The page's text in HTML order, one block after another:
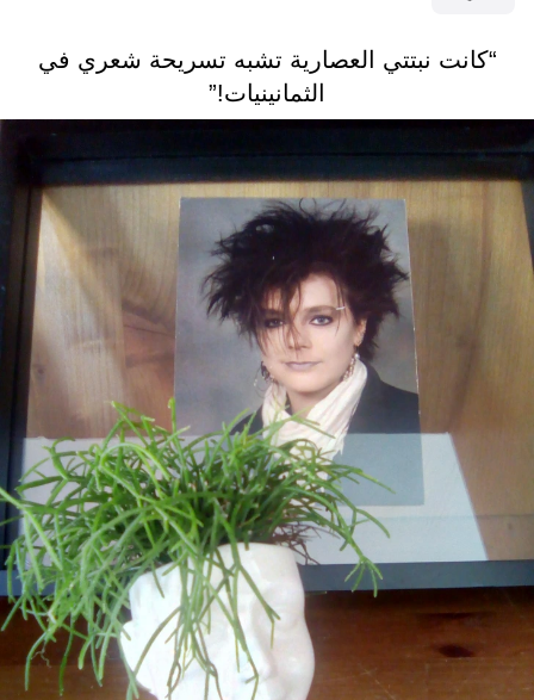
“كانت نبتتي العصارية تشبه تسريحة شعري في
الثمانينيات!”